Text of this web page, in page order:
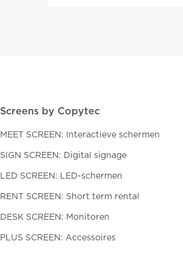
Screens by Copytec
MEET SCREEN: Interactieve schermen
SIGN SCREEN: Digital signage
LED SCREEN: LED-schermen
RENT SCREEN: Short term rental
DESK SCREEN: Monitoren
PLUS SCREEN: Accessoires